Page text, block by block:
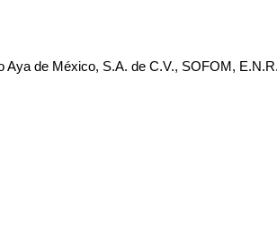
de México, S.A. de C.V., SOFOM,